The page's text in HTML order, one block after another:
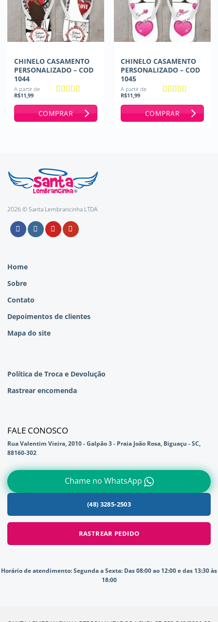
CHINELO CASAMENTO
PERSONALIZADO – COD
1044
A partir de
R$11,99
COMPRAR
CHINELO CASAMENTO
PERSONALIZADO – COD
1045
A partir de
R$11,99
COMPRAR
2026 © Santa Lembrancinha LTDA
Home
Sobre
Contato
Depoimentos de clientes
Mapa do site
Política de Troca e Devolução
Rastrear encomenda
FALE CONOSCO
Rua Valentim Vieira, 2010 - Galpão 3 - Praia João Rosa, Biguaçu - SC,
88160-302
Chame no WhatsApp
(48) 3285-2503
RASTREAR PEDIDO
Horário de atendimento:Segunda a Sexta: Das 08:00 ao 12:00 e das 13:30 às
18:00